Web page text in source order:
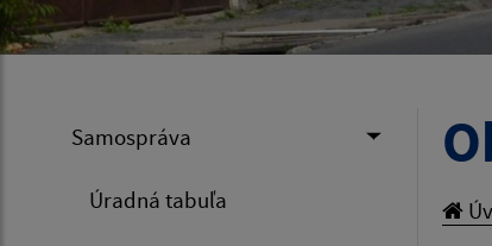
Samospráva
Úradná tabuľa